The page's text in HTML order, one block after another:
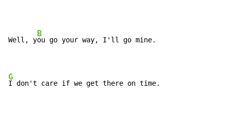
Well, y
B
ou go your way, I'll go mine.
G
I don't care if we get there on time.